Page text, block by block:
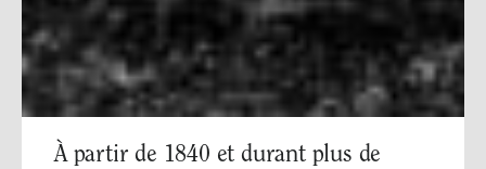
À partir de 1840 et durant plus de